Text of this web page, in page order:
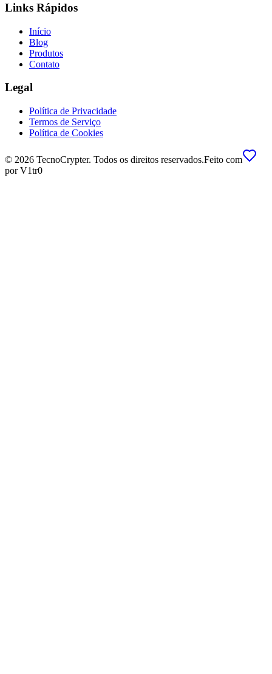
Links Rápidos
Início
Blog
Produtos
Contato
Legal
Política de Privacidade
Termos de Serviço
Política de Cookies
© 2026 TecnoCrypter. Todos os direitos reservados.Feito com
porV1tr0